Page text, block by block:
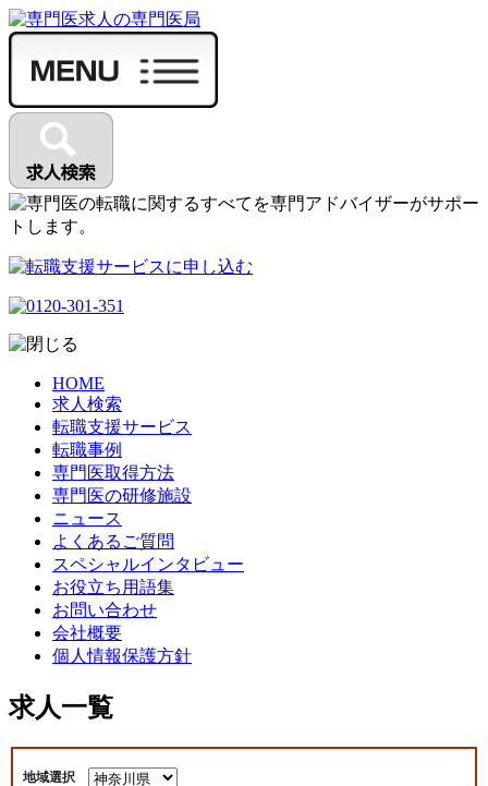
HOME
求人検索
転職支援サービス
転職事例
専門医取得方法
専門医の研修施設
ニュース
よくあるご質問
スペシャルインタビュー
お役立ち用語集
お問い合わせ
会社概要
個人情報保護方針
求人一覧
地域選択